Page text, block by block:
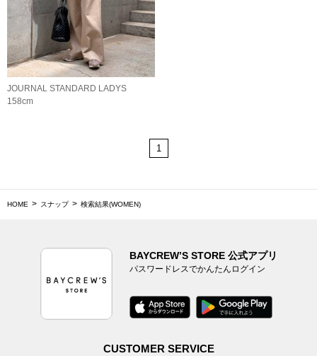
JOURNAL STANDARD LADYS
158cm
1
HOME スナップ 検索結果(WOMEN)
BAYCREW’S STORE 公式アプリ
パスワードレスでかんたんログイン
CUSTOMER SERVICE